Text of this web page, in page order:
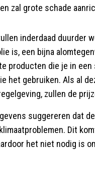
zal grote schade
inderdaad duurder
is, een bijna
producten die je in
het gebruiken. Als al
zullen de
suggereren dat
Dit
het niet nodig is